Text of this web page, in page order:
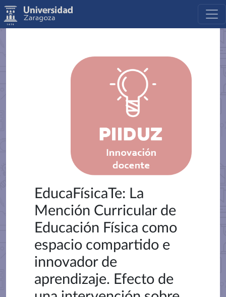
EducaFísicaTe: La
Mención Curricular de
Educación Física como
espacio compartido e
innovador de
aprendizaje. Efecto de